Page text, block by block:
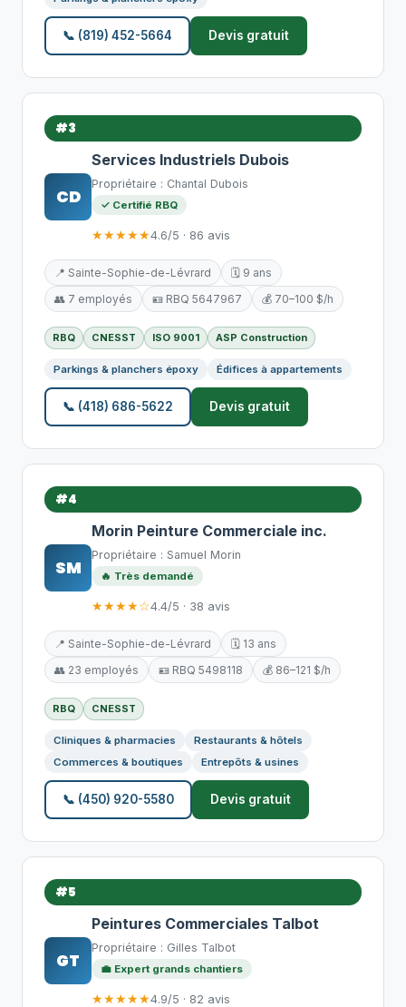
📞 (819) 452-5664 Devis gratuit
#3
CD
Services Industriels Dubois
Propriétaire : Chantal Dubois
✓ Certifié RBQ
★★★★★4.6/5 · 86 avis
📍 Sainte-Sophie-de-Lévrard
🗓️ 9 ans
👥 7 employés
🪪 RBQ 5647967 💰 70–100 $/h
RBQ CNESST ISO 9001 ASP Construction
Parkings & planchers époxy Édifices à appartements
📞 (418) 686-5622 Devis gratuit
#4
SM
Morin Peinture Commerciale inc.
Propriétaire : Samuel Morin
🔥 Très demandé
★★★★☆4.4/5 · 38 avis
📍 Sainte-Sophie-de-Lévrard
🗓️ 13 ans
👥 23 employés
🪪 RBQ 5498118 💰 86–121 $/h
RBQ CNESST
Cliniques & pharmacies
Restaurants & hôtels
Commerces & boutiques
Entrepôts & usines
📞 (450) 920-5580 Devis gratuit
#5
GT
Peintures Commerciales Talbot
Propriétaire : Gilles Talbot
💼 Expert grands chantiers
★★★★★4.9/5 · 82 avis